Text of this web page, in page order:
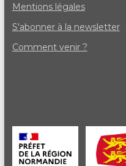
Mentions légales
S'abonner à la newsletter
Comment venir ?